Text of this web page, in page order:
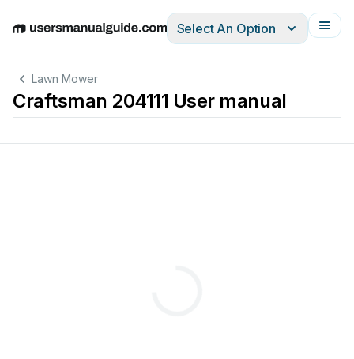
EnglishDeutschEspañolItalianoFrançais
Select An Option
Lawn Mower
Craftsman 204111 User manual